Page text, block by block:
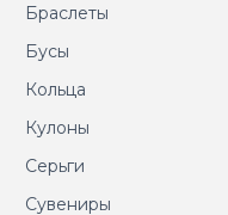
Браслеты
Бусы
Кольца
Кулоны
Серьги
Сувениры